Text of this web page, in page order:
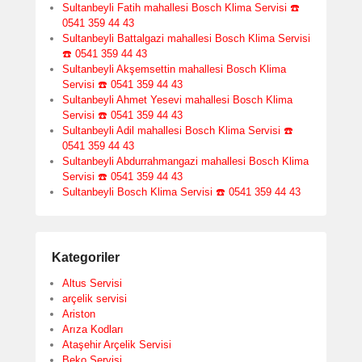
Sultanbeyli Fatih mahallesi Bosch Klima Servisi ☎️
0541 359 44 43
Sultanbeyli Battalgazi mahallesi Bosch Klima Servisi
☎️ 0541 359 44 43
Sultanbeyli Akşemsettin mahallesi Bosch Klima
Servisi ☎️ 0541 359 44 43
Sultanbeyli Ahmet Yesevi mahallesi Bosch Klima
Servisi ☎️ 0541 359 44 43
Sultanbeyli Adil mahallesi Bosch Klima Servisi ☎️
0541 359 44 43
Sultanbeyli Abdurrahmangazi mahallesi Bosch Klima
Servisi ☎️ 0541 359 44 43
Sultanbeyli Bosch Klima Servisi ☎️ 0541 359 44 43
Kategoriler
Altus Servisi
arçelik servisi
Ariston
Arıza Kodları
Ataşehir Arçelik Servisi